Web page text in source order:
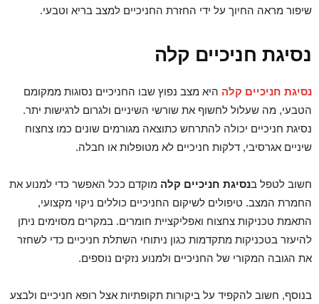
שיפור מראה החיוך על ידי החזרת החניכיים למצב בריא וטבעי.
נסיגת חניכיים קלה
נסיגת חניכיים קלה היא מצב נפוץ שבו החניכיים נסוגות ממקומם
הטבעי, מה שעלול לחשוף את שורשי השיניים ולגרום לרגישות יתר.
נסיגת חניכיים יכולה להתרחש כתוצאה מגורמים שונים כמו צחצוח
שיניים אגרסיבי, דלקות חניכיים לא מטופלות או חבלה.
חשוב לטפל בנסיגת חניכיים קלה מוקדם ככל האפשר כדי למנוע את
החמרת המצב. טיפולים לשיקום החניכיים כוללים ניקוי מקצועי,
התאמת טכניקות צחצוח ואפליקציית חומרים. במקרים מסוימים ניתן
להיעזר בטכניקות מתקדמות כגון ניתוחי השתלת חניכיים כדי לשחזר
את הגובה המקורי של החניכיים ולמנוע נזקים נוספים.
בנוסף, חשוב להקפיד על ביקורות תקופתיות אצל רופא חניכיים ולבצע